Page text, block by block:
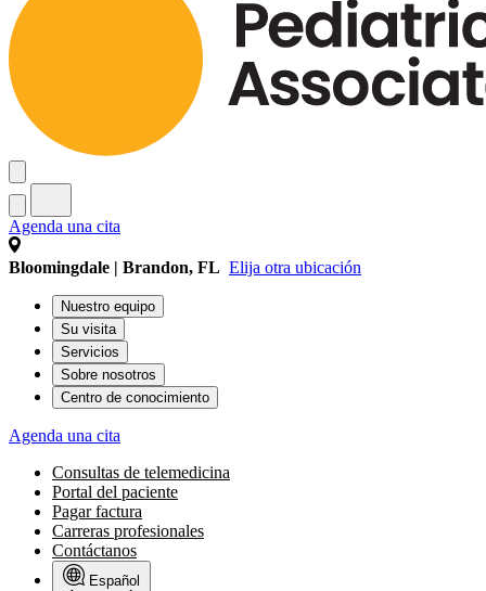
Agenda una cita
Bloomingdale | Brandon, FL Elija otra ubicación
Nuestro equipo
Su visita
Servicios
Sobre nosotros
Centro de conocimiento
Agenda una cita
Consultas de telemedicina
Portal del paciente
Pagar factura
Carreras profesionales
Contáctanos
Español